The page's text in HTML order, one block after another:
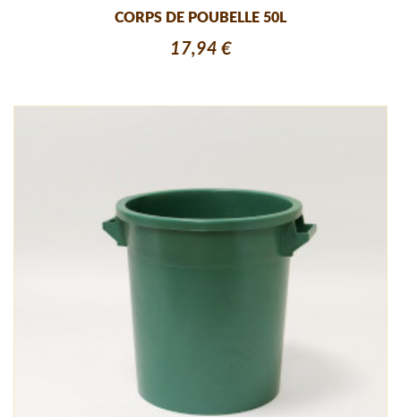
CORPS DE POUBELLE 50L
17,94 €